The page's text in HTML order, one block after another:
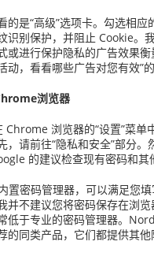
的是“高级”选项卡。勾选相应
识别保护，并阻止 Cookie。
或进行保护隐私的广告效果衡
动，看看哪些广告对您有效”的
浏览器
Chrome 浏览器的“设置”菜单
，请前往“隐私和安全”部分。
的建议检查现有密码和其
置密码管理器，可以满足您
并不建议您将密码保存在浏
低于专业的密码管理器。
的同类产品，它们都提供其